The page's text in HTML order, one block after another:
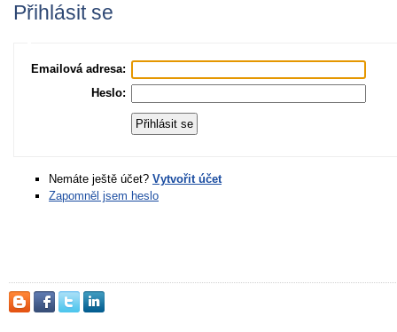
Přihlásit se
Emailová adresa:
Heslo:
Nemáte ještě účet? Vytvořit účet
Zapomněl jsem heslo